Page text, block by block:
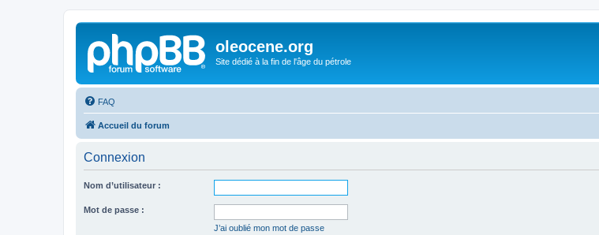
oleocene.org
Site dédié à la fin de l'âge du pétrole
FAQ
Accueil du forum
Connexion
Nom d’utilisateur :
Mot de passe :
J’ai oublié mon mot de passe